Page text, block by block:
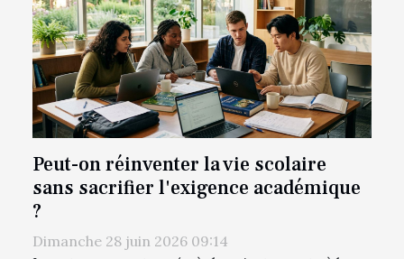
Peut-on réinventer la vie scolaire
sans sacrifier l'exigence académique
?
Dimanche 28 juin 2026 09:14